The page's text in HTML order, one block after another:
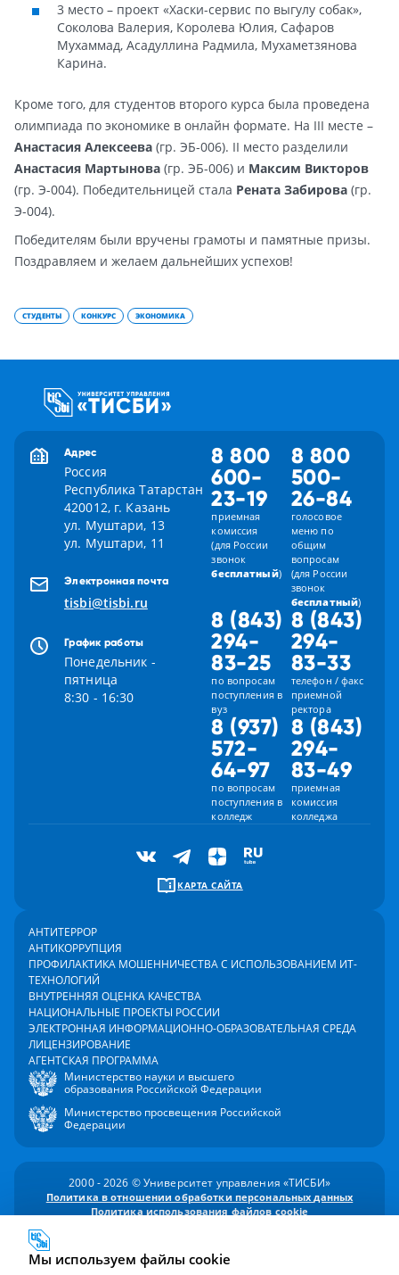
3 место – проект «Хаски-сервис по выгулу собак»,
Соколова Валерия, Королева Юлия, Сафаров
Мухаммад, Асадуллина Радмила, Мухаметзянова
Карина.
Кроме того, для студентов второго курса была проведена
олимпиада по экономике в онлайн формате. На III месте –
Анастасия Алексеева (гр. ЭБ-006). II место разделили
Анастасия Мартынова (гр. ЭБ-006) и Максим Викторов
(гр. Э-004). Победительницей стала Рената Забирова (гр.
Э-004).
Победителям были вручены грамоты и памятные призы.
Поздравляем и желаем дальнейших успехов!
СТУДЕНТЫ КОНКУРС ЭКОНОМИКА
Адрес
Россия
Республика Татарстан
420012, г. Казань
ул. Муштари, 13
ул. Муштари, 11
Электронная почта
tisbi@tisbi.ru
График работы
Понедельник -
пятница
8:30 - 16:30
8 800
600-
23-19
приемная
комиссия
(для России
звонок
бесплатный)
8 800
500-
26-84
голосовое
меню по
общим
вопросам
(для России
звонок
бесплатный)
8 (843)
294-
83-25
по вопросам
поступления в
вуз
8 (843)
294-
83-33
телефон / факс
приемной
ректора
8 (937)
572-
64-97
по вопросам
поступления в
колледж
8 (843)
294-
83-49
приемная
комиссия
колледжа
КАРТА САЙТА
АНТИТЕРРОР
АНТИКОРРУПЦИЯ
ПРОФИЛАКТИКА МОШЕННИЧЕСТВА С ИСПОЛЬЗОВАНИЕМ ИТ-
ТЕХНОЛОГИЙ
ВНУТРЕННЯЯ ОЦЕНКА КАЧЕСТВА
НАЦИОНАЛЬНЫЕ ПРОЕКТЫ РОССИИ
ЭЛЕКТРОННАЯ ИНФОРМАЦИОННО-ОБРАЗОВАТЕЛЬНАЯ СРЕДА
ЛИЦЕНЗИРОВАНИЕ
АГЕНТСКАЯ ПРОГРАММА
Министерство науки и высшего
образования Российской Федерации
Министерство просвещения Российской
Федерации
2000 - 2026 © Университет управления «ТИСБИ»
Политика в отношении обработки персональных данных
Политика использования файлов cookie
Мы используем файлы cookie